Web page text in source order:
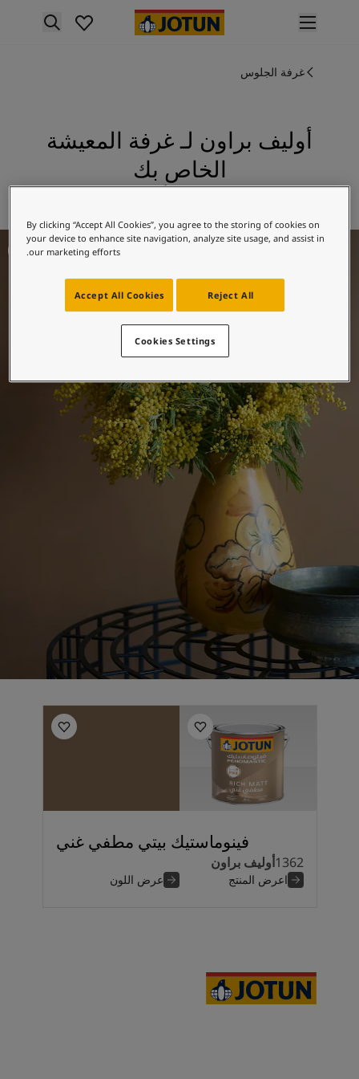
nav label
منتجات الدهان الداخلي
جميع المنتجات الخارجية
جميع ألوان الديكور الداخلي
جميع الألوان الخارجية
مجموعة الألوان
عينات ألوان جوتن
إلهام ألوان الدهان الداخلي
خدماتنا
أحجز خدمات الدهان
البحث عن موزع جوتن
مستندات المنتجات
أحجز خدمات الدهان
مساحات تنبض بالحياة - أحدث مجموعة ألوان جوتن
الدهانات الصناعية
غرفة الجلوس
أوليف براون لـ غرفة المعيشة
الخاص بك
استكشف 1362 أوليف براون
فينوماستيك بيتي مطفي غني
1362أوليف براون
اعرض المنتج عرض اللون
أفكار ملهمة لغرفة المعيشة
By clicking “Accept All Cookies”, you agree to the storing of cookies on
your device to enhance site navigation, analyze site usage, and assist in
our marketing efforts.
Reject All
Accept All Cookies
Cookies Settings